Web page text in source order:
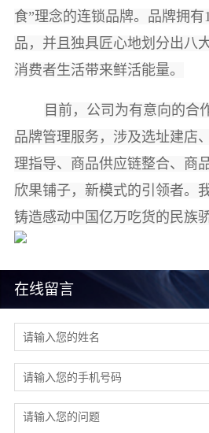
在线留言
食”理念的连锁品牌。品牌拥
品，并且独具匠心地划分出八
消费者生活带来鲜活能量。
目前，公司为有意向的合
品牌管理服务，涉及选址建店
理指导、商品供应链整合、商
欣果铺子，新模式的引领者。
铸造感动中国亿万吃货的民族